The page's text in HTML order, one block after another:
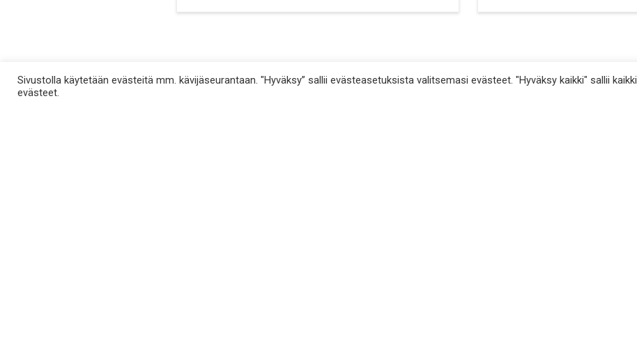
Sivustolla käytetään evästeitä mm. kävijäseurantaan. "Hyväksy” sallii evästeasetuksista valitsemasi evästeet. "Hyväksy kaikki" sallii kaikki
evästeet.